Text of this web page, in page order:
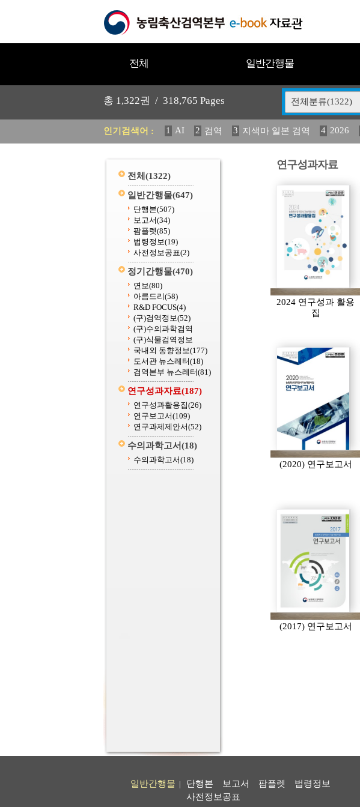
전체 일반간행물
총 1,322권 / 318,765 Pages 전체분류(1322)
인기검색어 : 1 AI 2 검역 3 지색마 일본 검역 4 2026
11 2025 12 중독성 식물 도감 13 媛 異 14
전체 (1322)
일반간행물(647)
단행본(507)
보고서(34)
팜플렛(85)
법령정보(19)
사전정보공표(2)
정기간행물(470)
연보(80)
아름드리(58)
R&D FOCUS(4)
(구)검역정보(52)
(구)수의과학검역
(구)식물검역정보
국내외 동향정보(177)
도서관 뉴스레터(18)
검역본부 뉴스레터(81)
연구성과자료(187)
연구성과활용집(26)
연구보고서(109)
연구과제제안서(52)
수의과학고서(18)
수의과학고서(18)
연구성과자료
2024 연구성과 활용
집
(2020) 연구보고서
(2017) 연구보고서
일반간행물 단행본 보고서 팜플렛
법령정보
사전정보공표